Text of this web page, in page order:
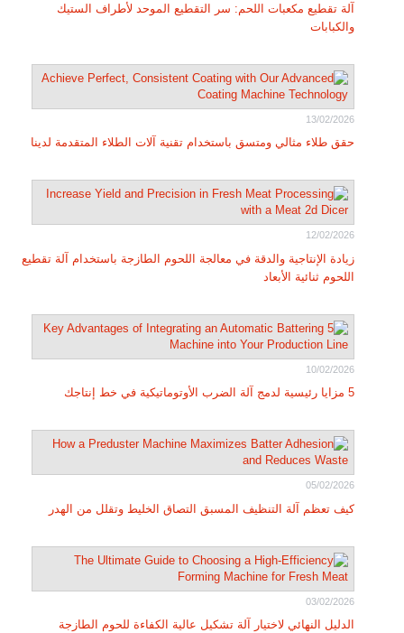
آلة تقطيع مكعبات اللحم: سر التقطيع الموحد لأطراف الستيك
والكبابات
13/02/2026
حقق طلاء مثالي ومتسق باستخدام تقنية آلات الطلاء المتقدمة لدينا
12/02/2026
زيادة الإنتاجية والدقة في معالجة اللحوم الطازجة باستخدام آلة تقطيع
اللحوم ثنائية الأبعاد
10/02/2026
5 مزايا رئيسية لدمج آلة الضرب الأوتوماتيكية في خط إنتاجك
05/02/2026
كيف تعظم آلة التنظيف المسبق التصاق الخليط وتقلل من الهدر
03/02/2026
الدليل النهائي لاختيار آلة تشكيل عالية الكفاءة للحوم الطازجة